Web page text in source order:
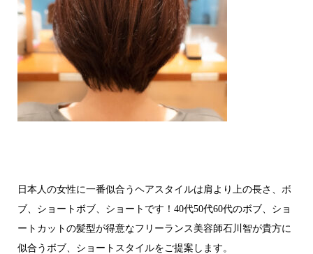
日本人の女性に一番似合うヘアスタイルは肩より上の長さ、ボ
ブ、ショートボブ、ショートです！40代50代60代のボブ、ショ
ートカットの髪型が得意なフリーランス美容師石川智が貴方に
似合うボブ、ショートスタイルをご提案します。